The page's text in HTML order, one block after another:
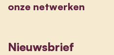
onze netwerken
Nieuwsbrief